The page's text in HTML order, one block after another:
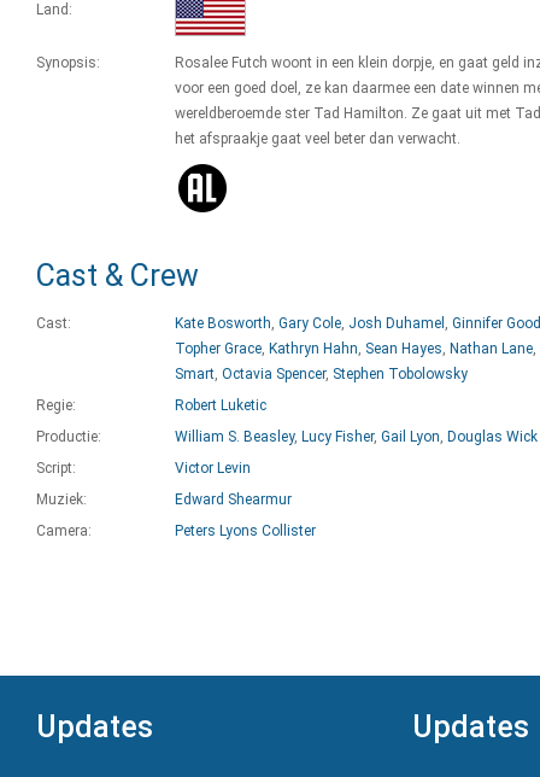
Land:
Synopsis:
Rosalee Futch woont in een klein dorpje, en gaat geld
voor een goed doel, ze kan daarmee een date winnen
wereldberoemde ster Tad Hamilton. Ze gaat uit met
het afspraakje gaat veel beter dan verwacht.
Cast & Crew
Cast: Kate Bosworth, Gary Cole, Josh Duhamel , Ginnifer
Topher Grace, Kathryn Hahn, Sean Hayes, Nathan Lane,
Smart, Octavia Spencer, Stephen Tobolowsky
Regie:
Robert Luketic
Productie:
William S. Beasley, Lucy Fisher, Gail Lyon, Douglas Wick
Script:
Victor Levin
Muziek:
Edward Shearmur
Camera:
Peters Lyons Collister
Updates Updates